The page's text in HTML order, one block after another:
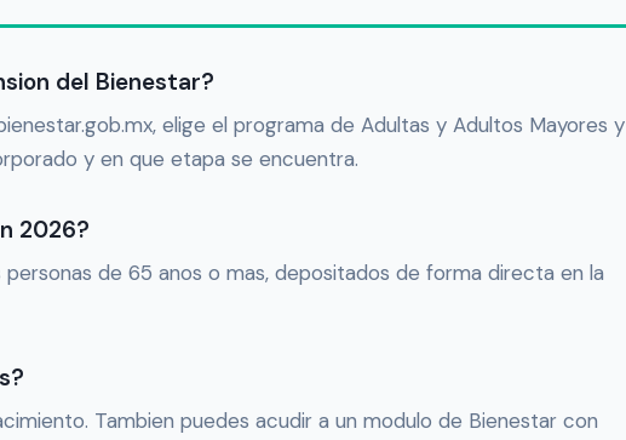
del Bienestar?
elige el programa de Adultas y Adultos Mayores y
y en que etapa se encuentra.
2026?
de 65 anos o mas, depositados de forma directa en la
Tambien puedes acudir a un modulo de Bienestar con